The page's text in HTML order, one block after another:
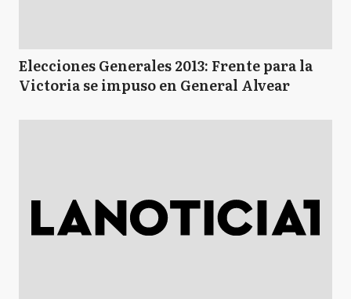
Elecciones Generales 2013: Frente para la
Victoria se impuso en General Alvear